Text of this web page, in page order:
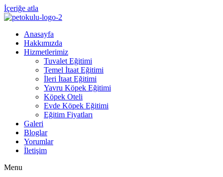
İçeriğe atla
Anasayfa
Hakkımızda
Hizmetlerimiz
Tuvalet Eğitimi
Temel İtaat Eğitimi
İleri İtaat Eğitimi
Yavru Köpek Eğitimi
Köpek Oteli
Evde Köpek Eğitimi
Eğitim Fiyatları
Galeri
Bloglar
Yorumlar
İletişim
Menu